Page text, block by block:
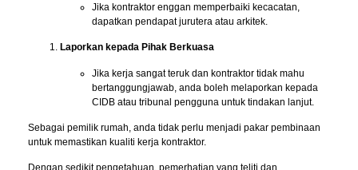
Jika kontraktor enggan memperbaiki kecacatan,
dapatkan pendapat jurutera atau arkitek.
Laporkan kepada Pihak Berkuasa
Jika kerja sangat teruk dan kontraktor tidak mahu
bertanggungjawab, anda boleh melaporkan kepada
CIDB atau tribunal pengguna untuk tindakan lanjut.
Sebagai pemilik rumah, anda tidak perlu menjadi pakar pembinaan
untuk memastikan kualiti kerja kontraktor.